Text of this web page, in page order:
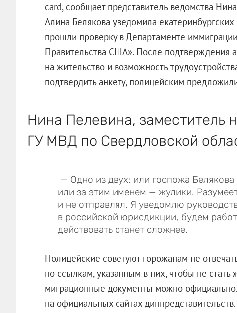
card, сообщает представитель ведомства
Алина Белякова уведомила
прошли проверку в Департаменте
Правительства США». После подтверждения
на жительство и возможность
подтвердить анкету, полицейским
Нина Пелевина, заместитель
ГУ МВД по Свердловской
— Одно из двух: или госпожа
или за этим именем — жулики.
и не отправлял. Я уведомлю
в российской юрисдикции, будем
действовать станет сложнее.
Полицейские советуют горожанам не
по ссылкам, указанным в них, чтобы не
миграционные документы можно
на официальных сайтах